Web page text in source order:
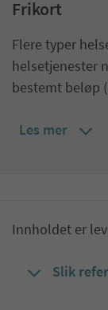
Frikort
Flere typer
helsetjenester
bestemt beløp
Les mer
Innholdet er
Slik